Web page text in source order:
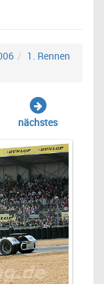
1. Rennen
nächstes